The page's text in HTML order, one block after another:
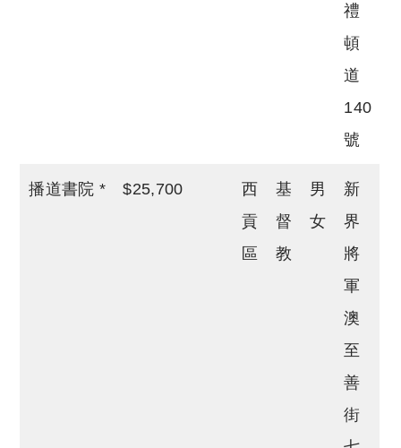
禮
頓
道
140
號
播道書院 * $25,700
西
貢
區
基
督
教
男
女
新
界
將
軍
澳
至
善
街